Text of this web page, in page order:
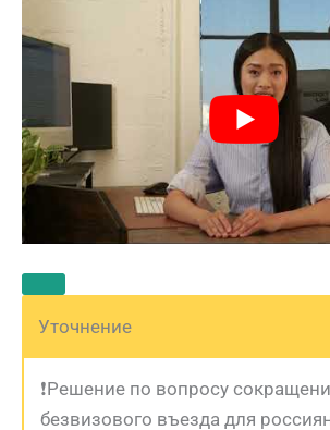
Уточнение
❗️Решение по вопросу
безвизового въезда для